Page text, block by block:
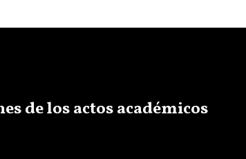
de los actos académicos